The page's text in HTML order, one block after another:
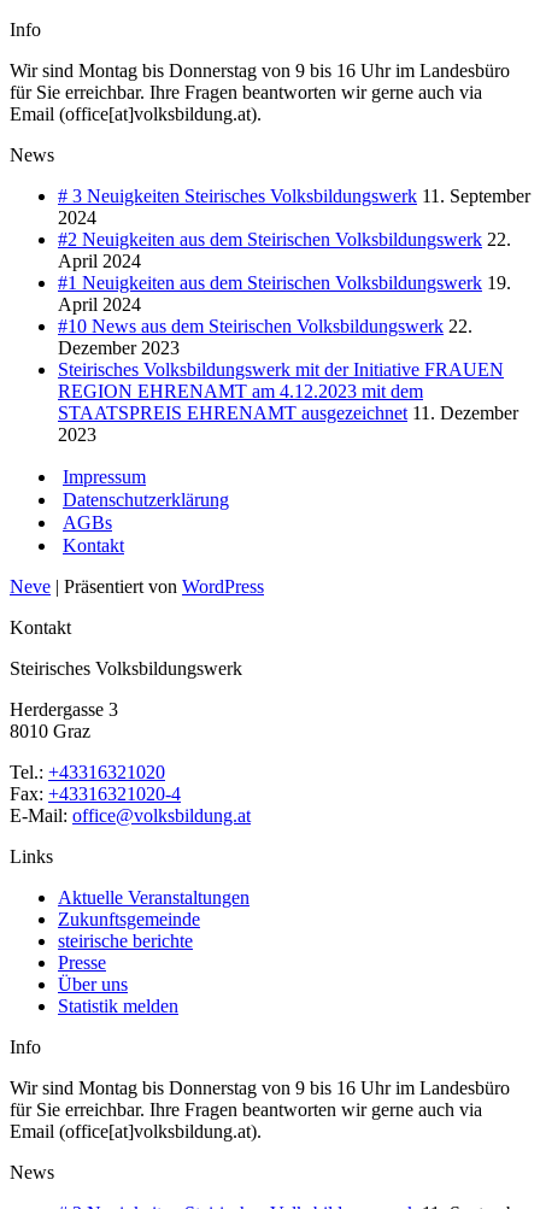
Info
Wir sind Montag bis Donnerstag von 9 bis 16 Uhr im Landesbüro
für Sie erreichbar. Ihre Fragen beantworten wir gerne auch via
Email (office[at]volksbildung.at).
News
# 3 Neuigkeiten Steirisches Volksbildungswerk 11. September
2024
#2 Neuigkeiten aus dem Steirischen Volksbildungswerk 22.
April 2024
#1 Neuigkeiten aus dem Steirischen Volksbildungswerk 19.
April 2024
#10 News aus dem Steirischen Volksbildungswerk 22.
Dezember 2023
Steirisches Volksbildungswerk mit der Initiative FRAUEN
REGION EHRENAMT am 4.12.2023 mit dem
STAATSPREIS EHRENAMT ausgezeichnet 11. Dezember
2023
Impressum
Datenschutzerklärung
AGBs
Kontakt
Neve | Präsentiert von WordPress
Kontakt
Steirisches Volksbildungswerk
Herdergasse 3
8010 Graz
Tel.: +43316321020
Fax: +43316321020-4
E-Mail: office@volksbildung.at
Links
Aktuelle Veranstaltungen
Zukunftsgemeinde
steirische berichte
Presse
Über uns
Statistik melden
Info
Wir sind Montag bis Donnerstag von 9 bis 16 Uhr im Landesbüro
für Sie erreichbar. Ihre Fragen beantworten wir gerne auch via
Email (office[at]volksbildung.at).
News